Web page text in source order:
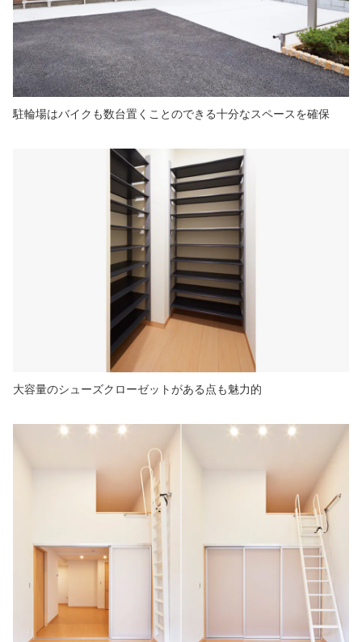
駐輪場はバイクも数台置くことのできる十分なスペースを確保
大容量のシューズクローゼットがある点も魅力的